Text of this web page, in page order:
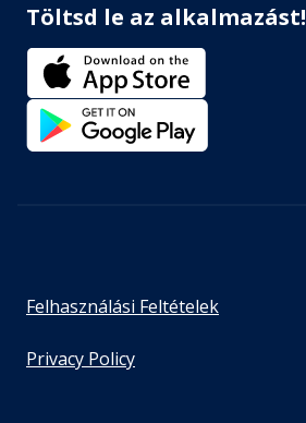
Töltsd le az alkalmazást!
Felhasználási Feltételek
Privacy Policy